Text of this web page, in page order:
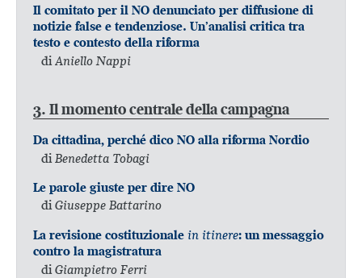
Il comitato per il NO denunciato per diffusione di
notizie false e tendenziose. Un’analisi critica tra
testo e contesto della riforma
di Aniello Nappi
3. Il momento centrale della campagna
Da cittadina, perché dico NO alla riforma Nordio
di Benedetta Tobagi
Le parole giuste per dire NO
diGiuseppe Battarino
La revisione costituzionale in itinere: un messaggio
contro la magistratura
di Giampietro Ferri